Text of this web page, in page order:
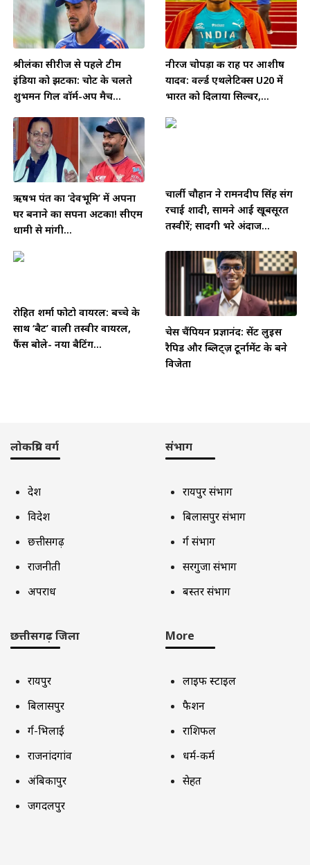
श्रीलंका सीरीज से पहले टीम
इंडिया को झटका: चोट के चलते
शुभमन गिल वॉर्म-अप मैच...
नीरज चोपड़ा की राह पर आशीष
यादव: वर्ल्ड एथलेटिक्स U20 में
भारत को दिलाया सिल्वर,...
ऋषभ पंत का ‘देवभूमि’ में अपना
घर बनाने का सपना अटका! सीएम
धामी से मांगी...
चार्ली चौहान ने रामनदीप सिंह संग
रचाई शादी, सामने आईं खूबसूरत
तस्वीरें; सादगी भरे अंदाज...
रोहित शर्मा फोटो वायरल: बच्चे के
साथ ‘बैट’ वाली तस्वीर वायरल,
फैंस बोले- नया बैटिंग...
चेस चैंपियन प्रज्ञानंद: सेंट लुइस
रैपिड और ब्लिट्ज़ टूर्नामेंट के बने
विजेता
लोकप्रिय वर्ग
देश
विदेश
छत्तीसगढ़
राजनीती
अपराध
संभाग
रायपुर संभाग
बिलासपुर संभाग
दुर्ग संभाग
सरगुजा संभाग
बस्तर संभाग
छत्तीसगढ़ जिला
रायपुर
बिलासपुर
दुर्ग-भिलाई
राजनांदगांव
अंबिकापुर
जगदलपुर
More
लाइफ स्टाइल
फैशन
राशिफल
धर्म-कर्म
सेहत